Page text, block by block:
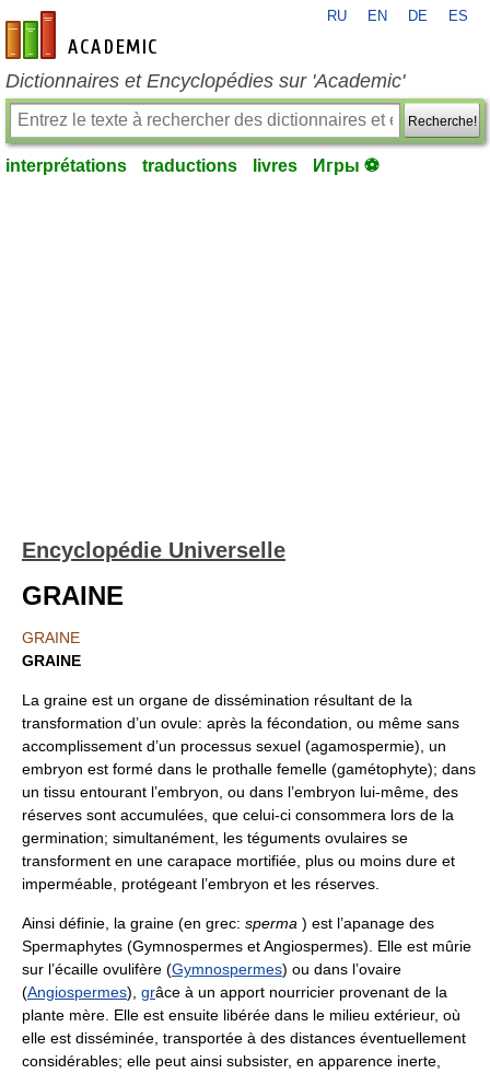
fr-academic.com
RU EN DE ES
Dictionnaires et Encyclopédies sur 'Academic'
Recherche!
interprétations traductions livres Игры ⚽
Encyclopédie Universelle
GRAINE
GRAINE
GRAINE
La graine est un organe de dissémination résultant de la
transformation d’un ovule: après la fécondation, ou même sans
accomplissement d’un processus sexuel (agamospermie), un
embryon est formé dans le prothalle femelle (gamétophyte); dans
un tissu entourant l’embryon, ou dans l’embryon lui-même, des
réserves sont accumulées, que celui-ci consommera lors de la
germination; simultanément, les téguments ovulaires se
transforment en une carapace mortifiée, plus ou moins dure et
imperméable, protégeant l’embryon et les réserves.
Ainsi définie, la graine (en grec: sperma ) est l’apanage des
Spermaphytes (Gymnospermes et Angiospermes). Elle est mûrie
sur l’écaille ovulifère (Gymnospermes) ou dans l’ovaire
(Angiospermes), grâce à un apport nourricier provenant de la
plante mère. Elle est ensuite libérée dans le milieu extérieur, où
elle est disséminée, transportée à des distances éventuellement
considérables; elle peut ainsi subsister, en apparence inerte,